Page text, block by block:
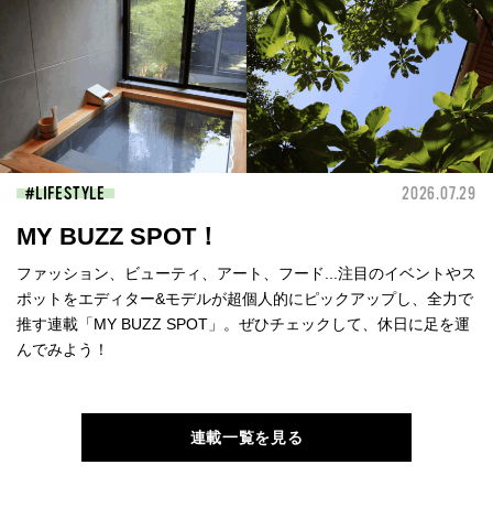
LIFESTYLE 2026.07.29
MY BUZZ SPOT！
ファッション、ビューティ、アート、フード...注目のイベントやス
ポットをエディター&モデルが超個人的にピックアップし、全力で
推す連載「MY BUZZ SPOT」。ぜひチェックして、休日に足を運
んでみよう！
連載一覧を見る